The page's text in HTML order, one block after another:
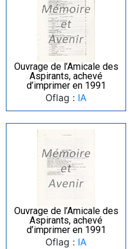
Ouvrage de l’Amicale des
Aspirants, achevé
d’imprimer en 1991
Oflag : IA
Ouvrage de l’Amicale des
Aspirants, achevé
d’imprimer en 1991
Oflag : IA